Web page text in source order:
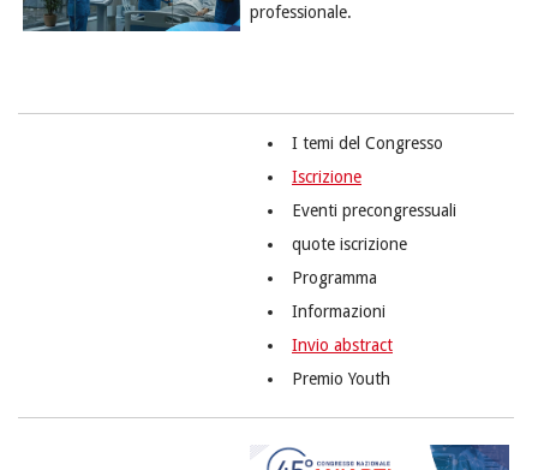
professionale.
I temi del Congresso
Iscrizione
Eventi precongressuali
quote iscrizione
Programma
Informazioni
Invio abstract
Premio Youth